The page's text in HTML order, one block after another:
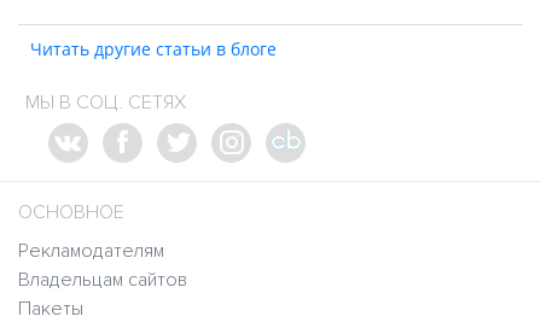
Читать другие статьи в блоге
МЫ В СОЦ. СЕТЯХ
ОСНОВНОЕ
Рекламодателям
Владельцам сайтов
Пакеты